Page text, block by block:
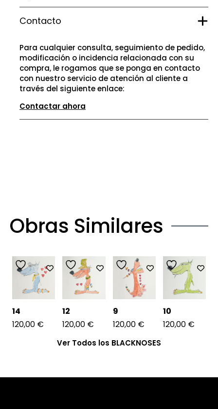
Contacto
Para cualquier consulta, seguimiento de pedido,
modificación o incidencia relacionada con su
compra, le rogamos que se ponga en contacto
con nuestro servicio de atención al cliente a
través del siguiente enlace:
Contactar ahora
Obras Similares
14
120,00 €
12
120,00 €
9
120,00 €
10
120,00 €
Ver Todos los BLACKNOSES